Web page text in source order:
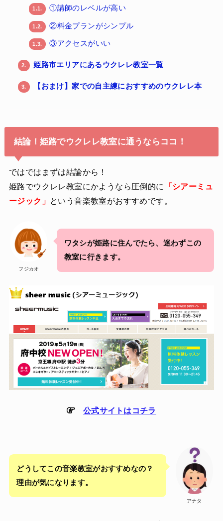
1.1. ①講師のレベルが高い
1.2. ②料金プランがシンプル
1.3. ③アクセスがいい
2. 姫路市エリアにあるウクレレ教室一覧
3. 【おまけ】家での自主練におすすめのウクレレ本
結論！姫路でウクレレ教室に通うならココ！
ではではまずは結論から！
姫路でウクレレ教室にかようなら圧倒的に
「シアーミュ
ージック」 という音楽教室がおすすめです。
フジカオ
ワタシが姫路に住んでたら、迷わずこの
教室に行きます。
公式サイトはコチラ
アナタ
どうしてこの音楽教室がおすすめなの？
理由が気になります。